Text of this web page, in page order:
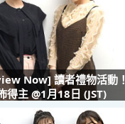
Now] 讀者禮物活動！
得主 @1月18日 (JST)